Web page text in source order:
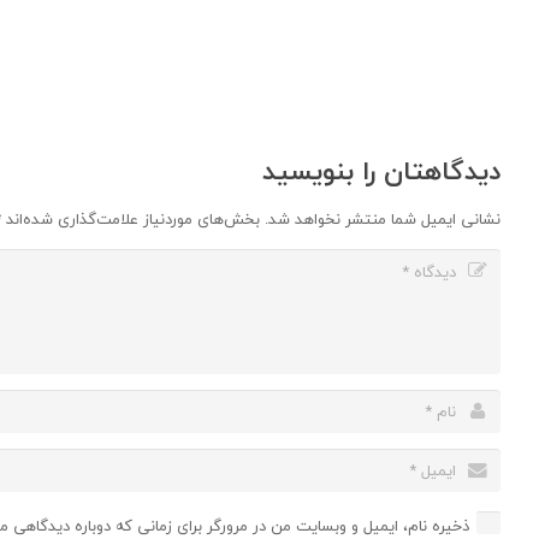
دیدگاهتان را بنویسید
نشانی ایمیل شما منتشر نخواهد شد. بخش‌های موردنیاز علامت‌گذاری شده‌اند
ذخیره نام، ایمیل و وبسایت من در مرورگر برای زمانی که دوباره